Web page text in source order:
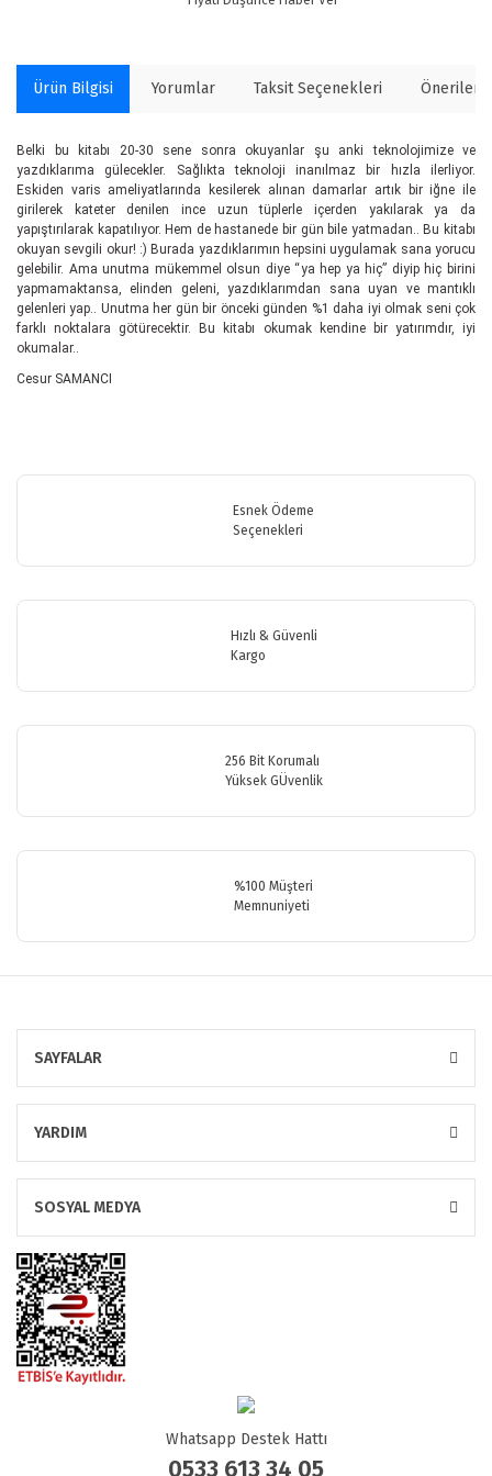
Ürün Bilgisi Yorumlar Taksit Seçenekleri
Belki bu kitabı 20-30 sene sonra okuyanlar şu anki teknolojimize ve
yazdıklarıma gülecekler. Sağlıkta teknoloji inanılmaz bir hızla ilerliyor.
Eskiden varis ameliyatlarında kesilerek alınan damarlar artık bir iğne ile
girilerek kateter denilen ince uzun tüplerle içerden yakılarak ya da
yapıştırılarak kapatılıyor. Hem de hastanede bir gün bile yatmadan.. Bu kitabı
okuyan sevgili okur! :) Burada yazdıklarımın hepsini uygulamak sana yorucu
gelebilir. Ama unutma mükemmel olsun diye “ya hep ya hiç” diyip hiç birini
yapmamaktansa, elinden geleni, yazdıklarımdan sana uyan ve mantıklı
gelenleri yap.. Unutma her gün bir önceki günden %1 daha iyi olmak seni çok
farklı noktalara götürecektir. Bu kitabı okumak kendine bir yatırımdır, iyi
okumalar..
Cesur SAMANCI
Bu ürüne ilk yorumu siz yapın!
Görüş ve önerileriniz için teşekkür ederiz.
Ürün resmi kalitesiz, bozuk veya görüntülenemiyor.
Ürün fiyatı diğer sitelerden daha pahalı.
Esnek Ödeme
Seçenekleri
Hızlı & Güvenli
Kargo
256 Bit Korumalı
Yüksek GÜvenlik
%100 Müşteri
Memnuniyeti
SAYFALAR
YARDIM
SOSYAL MEDYA
Whatsapp Destek Hattı
0533 613 34 05